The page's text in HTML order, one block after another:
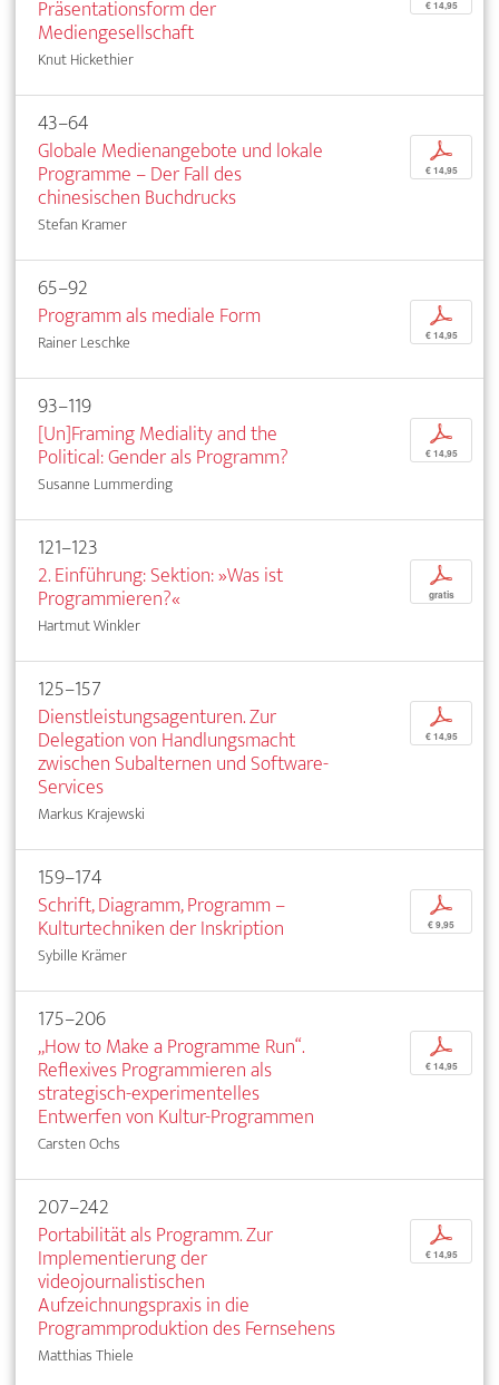
Präsentationsform der
Mediengesellschaft
Knut Hickethier
€ 14,95
43–64
Globale Medienangebote und lokale
Programme – Der Fall des
chinesischen Buchdrucks
Stefan Kramer
p
€ 14,95
65–92
Programm als mediale Form
Rainer Leschke
p
€ 14,95
93–119
[Un]Framing Mediality and the
Political: Gender als Programm?
Susanne Lummerding
p
€ 14,95
121–123
2. Einführung: Sektion: »Was ist
Programmieren?«
Hartmut Winkler
p
gratis
125–157
Dienstleistungsagenturen. Zur
Delegation von Handlungsmacht
zwischen Subalternen und Software-
Services
Markus Krajewski
p
€ 14,95
159–174
Schrift, Diagramm, Programm –
Kulturtechniken der Inskription
Sybille Krämer
p
€ 9,95
175–206
„How to Make a Programme Run“.
Reflexives Programmieren als
strategisch-experimentelles
Entwerfen von Kultur-Programmen
Carsten Ochs
p
€ 14,95
207–242
Portabilität als Programm. Zur
Implementierung der
videojournalistischen
Aufzeichnungspraxis in die
Programmproduktion des Fernsehens
Matthias Thiele
p
€ 14,95